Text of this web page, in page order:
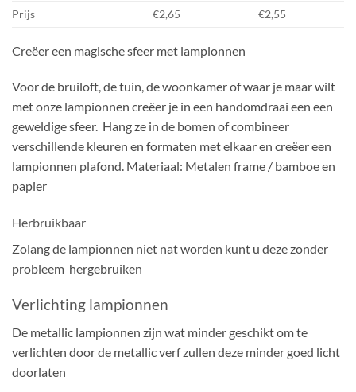
Prijs
€2,65 €2,55
Creëer een magische sfeer met lampionnen
Voor de bruiloft, de tuin, de woonkamer of waar je maar wilt
met onze lampionnen creëer je in een handomdraai een een
geweldige sfeer. Hang ze in de bomen of combineer
verschillende kleuren en formaten met elkaar en creëer een
lampionnen plafond. Materiaal: Metalen frame / bamboe en
papier
Herbruikbaar
Zolang de lampionnen niet nat worden kunt u deze zonder
probleem hergebruiken
Verlichting lampionnen
De metallic lampionnen zijn wat minder geschikt om te
verlichten door de metallic verf zullen deze minder goed licht
doorlaten